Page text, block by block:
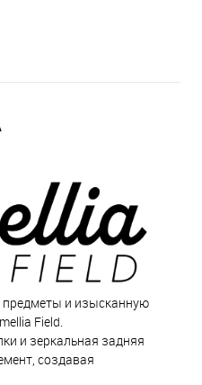
предметы и изысканную
Field.
и зеркальная задняя
создавая